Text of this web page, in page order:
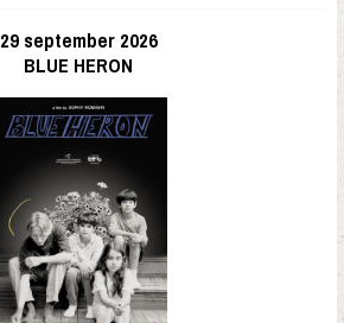
29 september 2026
BLUE HERON